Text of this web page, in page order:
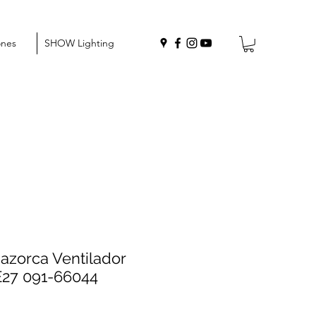
SHOW Lighting
Ventilador
091-66044